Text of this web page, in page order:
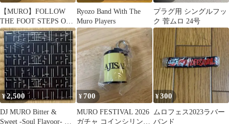
【MURO】FOLLOW
THE FOOT STEPS OF
TOMMY BOY
Ryozo Band With The
Muro Players
プラグ用 シングルフッ
ク 菅ムロ 24号
¥2,500
DJ MURO Bitter &
Sweet -Soul Flavoor- ム
¥700
MURO FESTIVAL 2026
ガチャ コインシリンダ
¥300
ムロフェス2023ラバー
バンド